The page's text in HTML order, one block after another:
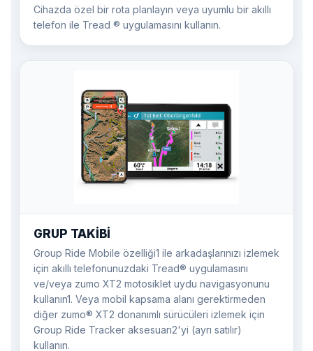
Cihazda özel bir rota planlayın veya uyumlu bir akıllı
telefon ile Tread ® uygulamasını kullanın.
GRUP TAKİBİ
Group Ride Mobile özelliği1 ile arkadaşlarınızı izlemek
için akıllı telefonunuzdaki Tread® uygulamasını
ve/veya zumo XT2 motosiklet uydu navigasyonunu
kullanın1. Veya mobil kapsama alanı gerektirmeden
diğer zumo® XT2 donanımlı sürücüleri izlemek için
Group Ride Tracker aksesuarı2'yi (ayrı satılır)
kullanın.